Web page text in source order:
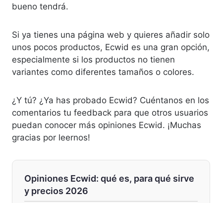
bueno tendrá.
Si ya tienes una página web y quieres añadir solo
unos pocos productos, Ecwid es una gran opción,
especialmente si los productos no tienen
variantes como diferentes tamaños o colores.
¿Y tú? ¿Ya has probado Ecwid? Cuéntanos en los
comentarios tu feedback para que otros usuarios
puedan conocer más opiniones Ecwid. ¡Muchas
gracias por leernos!
Opiniones Ecwid: qué es, para qué sirve
y precios 2026